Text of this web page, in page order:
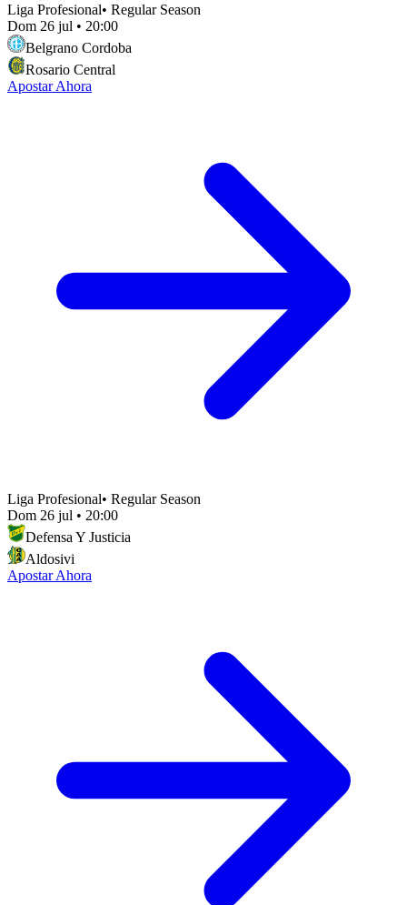
Liga Profesional• Regular Season
Dom 26 jul • 20:00
Belgrano Cordoba
Rosario Central
Apostar Ahora
Liga Profesional• Regular Season
Dom 26 jul • 20:00
Defensa Y Justicia
Aldosivi
Apostar Ahora